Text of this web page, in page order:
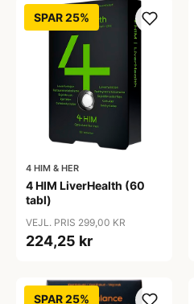
SPAR 25%
4 HIM & HER
4 HIM LiverHealth (60
tabl)
VEJL. PRIS 299,00 KR
224,25 kr
SPAR 25%